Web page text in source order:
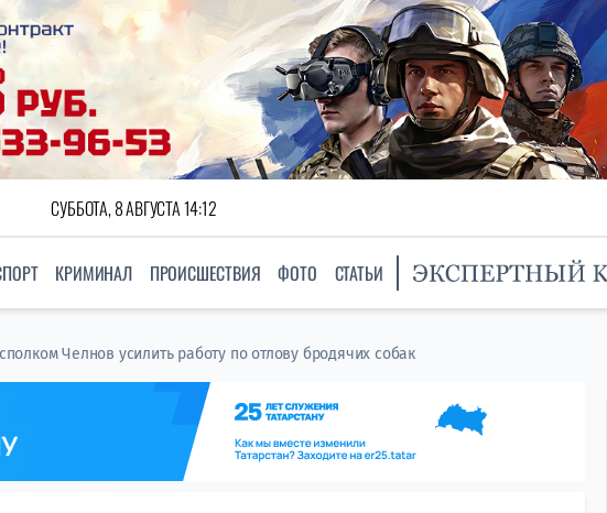
СУББОТА, 8 АВГУСТА 14:12
КРИМИНАЛ ПРОИСШЕСТВИЯ ФОТО СТАТЬИ
Челнов усилить работу по отлову бродячих собак